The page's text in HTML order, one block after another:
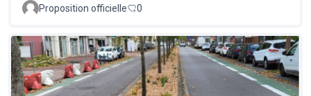
Proposition officielle 0